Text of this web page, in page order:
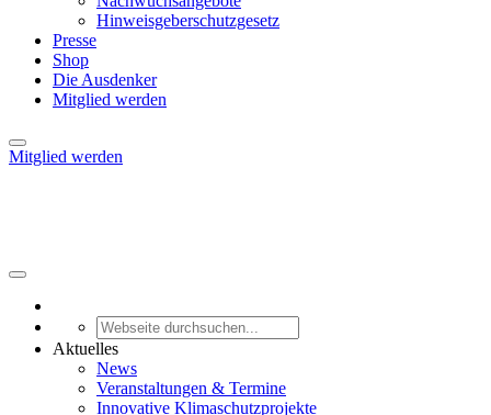
Hinweisgeberschutzgesetz
Presse
Shop
Die Ausdenker
Mitglied werden
Mitglied werden
Aktuelles
News
Veranstaltungen & Termine
Innovative Klimaschutzprojekte